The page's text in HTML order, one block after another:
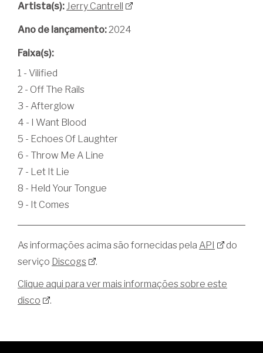
Artista(s): Jerry Cantrell
Ano de lançamento:2024
Faixa(s):
1 - Vilified
2 - Off The Rails
3 - Afterglow
4 - I Want Blood
5 - Echoes Of Laughter
6 - Throw Me A Line
7 - Let It Lie
8 - Held Your Tongue
9 - It Comes
As informações acima são fornecidas pela API
do
serviço Discogs
.
Clique aqui para ver mais informações sobre este
disco
.